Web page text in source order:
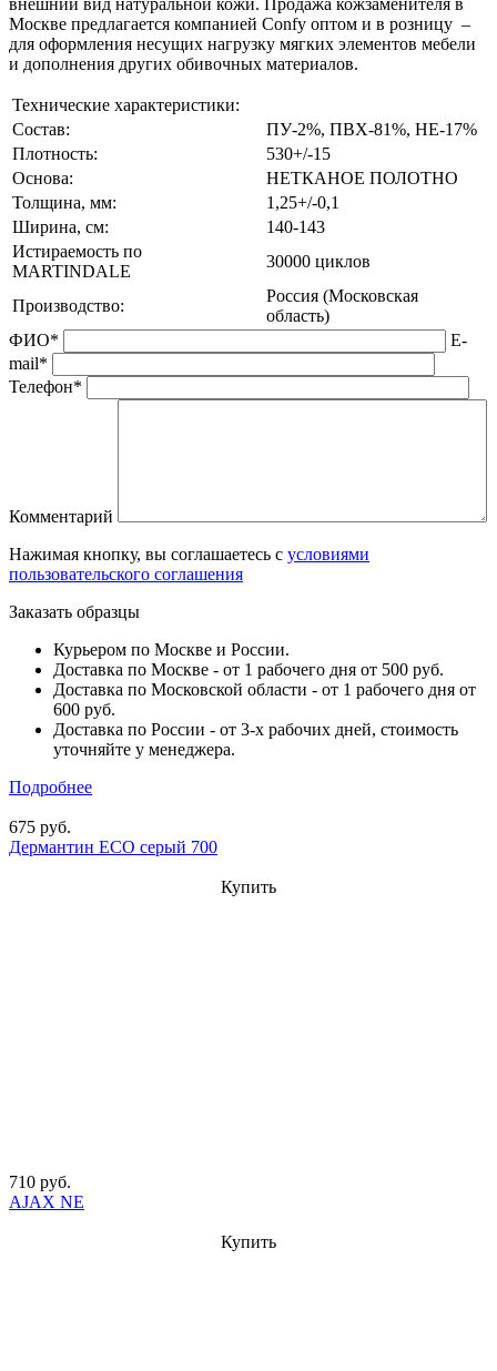
Москве предлагается компанией Confy оптом и в розницу –
для оформления несущих нагрузку мягких элементов мебели
и дополнения других обивочных материалов.
Технические характеристики:
Состав:
ПУ-2%, ПВХ-81%, НЕ-17%
Плотность:
530+/-15
Основа:
НЕТКАНОЕ ПОЛОТНО
Толщина, мм:
1,25+/-0,1
Ширина, см:
140-143
Истираемость по
MARTINDALE
30000 циклов
Производство:
Россия (Московская
область)
ФИО*
E-
mail*
Телефон*
Комментарий
Нажимая кнопку, вы соглашаетесь с условиями
пользовательского соглашения
Заказать образцы
Курьером по Москве и России.
Доставка по Москве - от 1 рабочего дня от 500 руб.
Доставка по Московской области - от 1 рабочего дня от
600 руб.
Доставка по России - от 3-х рабочих дней, стоимость
уточняйте у менеджера.
Подробнее
675 руб.
Дермантин ECO серый 700
Купить
710 руб.
AJAX NE
Купить